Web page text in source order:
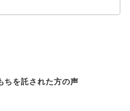
ちを託された方の声